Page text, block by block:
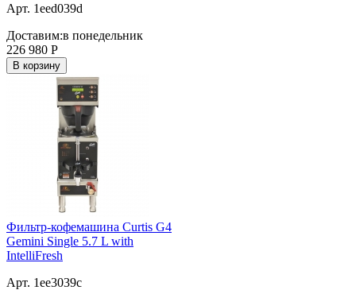
Арт. 1eed039d
Доставим:в понедельник
226 980 Р
В корзину
Фильтр-кофемашина Curtis G4
Gemini Single 5.7 L with
IntelliFresh
Арт. 1ee3039c